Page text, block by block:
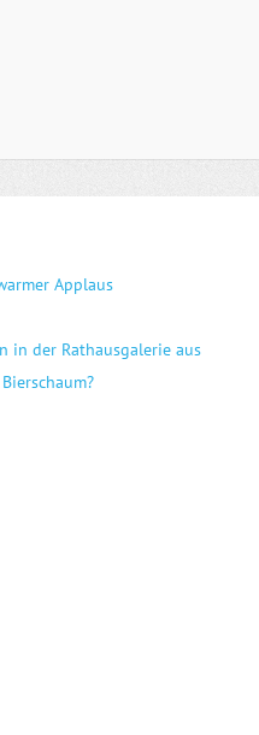
Applaus
in der Rathausgalerie aus